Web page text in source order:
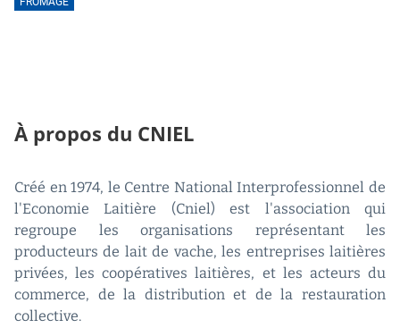
À propos du CNIEL
Créé en 1974, le Centre National Interprofessionnel de
l'Economie Laitière (Cniel) est l'association qui
regroupe les organisations représentant les
producteurs de lait de vache, les entreprises laitières
privées, les coopératives laitières, et les acteurs du
commerce, de la distribution et de la restauration
collective.